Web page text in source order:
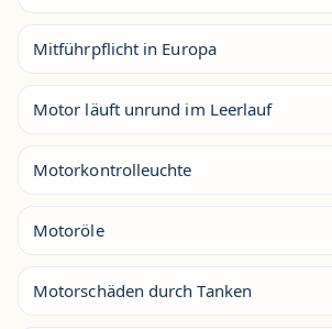
Mitführpflicht in Europa
Motor läuft unrund im Leerlauf
Motorkontrolleuchte
Motoröle
Motorschäden durch Tanken